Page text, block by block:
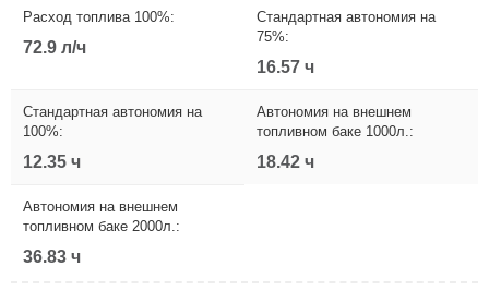
Расход топлива 100%:
72.9 л/ч
Стандартная автономия на
75%:
16.57 ч
Стандартная автономия на
100%:
12.35 ч
Автономия на внешнем
топливном баке 1000л.:
18.42 ч
Автономия на внешнем
топливном баке 2000л.:
36.83 ч